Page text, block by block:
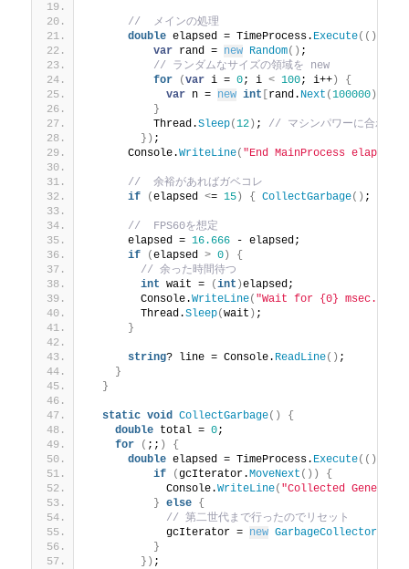
//  メインの処理
double elapsed = TimeProcess. Execute(()
var rand = new Random() ;
// ランダムなサイズの領域を new
for
(var i = 0; i < 100; i++)
{
var n = new int [rand. Next (100000)
}
          Thread.
Sleep(12) ; // マシンパワーに合わせ
}) ;
      Console.
WriteLine( "End MainProcess
//  余裕があればガベコレ
if
(elapsed <= 15) { CollectGarbage() ;
//  FPS60を想定
      elapsed =
16.666 - elapsed;
if
(elapsed > 0)
{
// 余った時間待つ
int wait = (int )elapsed;
        Console.
WriteLine( "Wait for {0} msec."
        Thread.
Sleep(wait ) ;
}
string? line = Console. ReadLine() ;
}
}
static void CollectGarbage()
{
double total = 0;
for
( ;; )
{
double elapsed = TimeProcess. Execute(()
if
(gcIterator.MoveNext ())
{
            Console.
WriteLine( "Collected
}
else {
// 第二世代まで行ったのでリセット
            gcIterator =
new GarbageCollector
}
}) ;